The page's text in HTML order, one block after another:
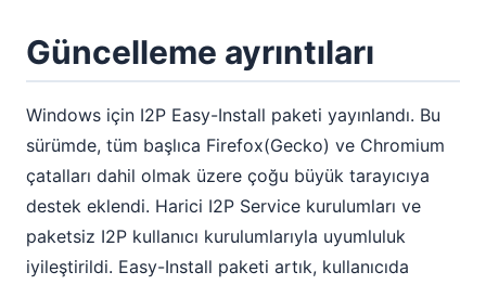
Güncelleme ayrıntıları
Windows için I2P Easy-Install paketi yayınlandı. Bu
sürümde, tüm başlıca Firefox(Gecko) ve Chromium
çatalları dahil olmak üzere çoğu büyük tarayıcıya
destek eklendi. Harici I2P Service kurulumları ve
paketsiz I2P kullanıcı kurulumlarıyla uyumluluk
iyileştirildi. Easy-Install paketi artık, kullanıcıda